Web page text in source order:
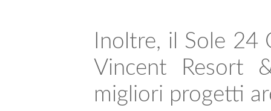
Inoltre, il Sole
Vincent Resort
migliori progetti